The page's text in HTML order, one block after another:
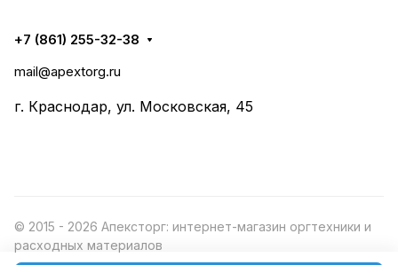
+7 (861) 255-32-38
mail@apextorg.ru
г. Краснодар, ул. Московская, 45
© 2015 - 2026 Апексторг: интернет-магазин оргтехники и
расходных материалов